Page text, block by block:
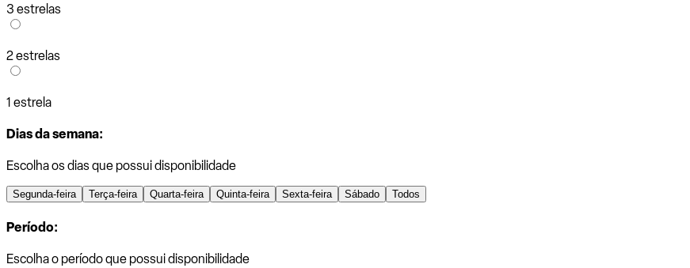
3 estrelas
2 estrelas
1 estrela
Dias da semana:
Escolha os dias que possui disponibilidade
Segunda-feira Terça-feira Quarta-feira Quinta-feira Sexta-feira Sábado Todos
Período:
Escolha o período que possui disponibilidade